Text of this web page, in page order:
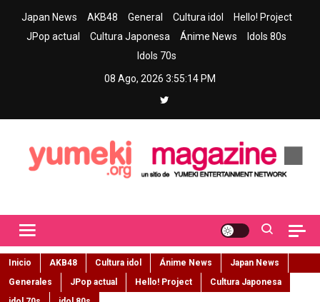
Japan News AKB48 General Cultura idol
Hello! Project
JPop actual
Cultura Japonesa Ánime News
Idols 80s
Idols 70s
08 Ago, 2026 3:55:15 PM
Inicio AKB48 Cultura idol Ánime News
Japan News
Generales
JPop actual Hello! Project
Cultura Japonesa